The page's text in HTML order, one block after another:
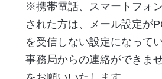
※携帯電話、スマートフォ
された方は、メール設定が
を受信しない設定になって
事務局からの連絡ができま